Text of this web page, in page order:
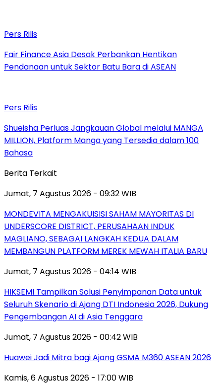
Pers Rilis
Fair Finance Asia Desak Perbankan Hentikan
Pendanaan untuk Sektor Batu Bara di ASEAN
Pers Rilis
Shueisha Perluas Jangkauan Global melalui MANGA
MILLION, Platform Manga yang Tersedia dalam 100
Bahasa
Berita Terkait
Jumat, 7 Agustus 2026 - 09:32 WIB
MONDEVITA MENGAKUISISI SAHAM MAYORITAS DI
UNDERSCORE DISTRICT, PERUSAHAAN INDUK
MAGLIANO, SEBAGAI LANGKAH KEDUA DALAM
MEMBANGUN PLATFORM MEREK MEWAH ITALIA BARU
Jumat, 7 Agustus 2026 - 04:14 WIB
HIKSEMI Tampilkan Solusi Penyimpanan Data untuk
Seluruh Skenario di Ajang DTI Indonesia 2026, Dukung
Pengembangan AI di Asia Tenggara
Jumat, 7 Agustus 2026 - 00:42 WIB
Huawei Jadi Mitra bagi Ajang GSMA M360 ASEAN 2026
Kamis, 6 Agustus 2026 - 17:00 WIB